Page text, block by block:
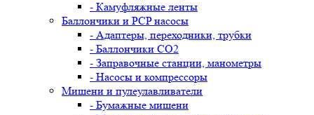
- Камуфляжные ленты
Баллончики и PCP насосы
- Адаптеры, переходники, трубки
- Баллончики CO2
- Заправочные станции, манометры
- Насосы и компрессоры
Мишени и пулеулавливатели
- Бумажные мишени